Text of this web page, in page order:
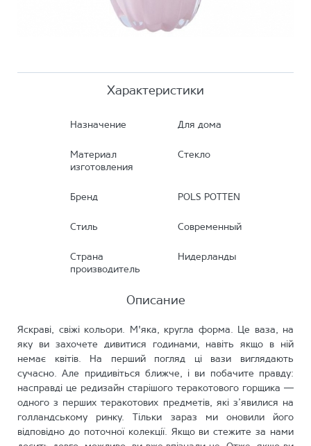
Характеристики
Назначение Для дома
Материал
изготовления
Стекло
Бренд POLS POTTEN
Стиль Современный
Страна
производитель
Нидерланды
Описание
Яскраві, свіжі кольори. М'яка, кругла форма. Це ваза, на
яку ви захочете дивитися годинами, навіть якщо в ній
немає квітів. На перший погляд ці вази виглядають
сучасно. Але придивіться ближче, і ви побачите правду:
насправді це редизайн старішого теракотового горщика —
одного з перших теракотових предметів, які з’явилися на
голландському ринку. Тільки зараз ми оновили його
відповідно до поточної колекції. Якщо ви стежите за нами